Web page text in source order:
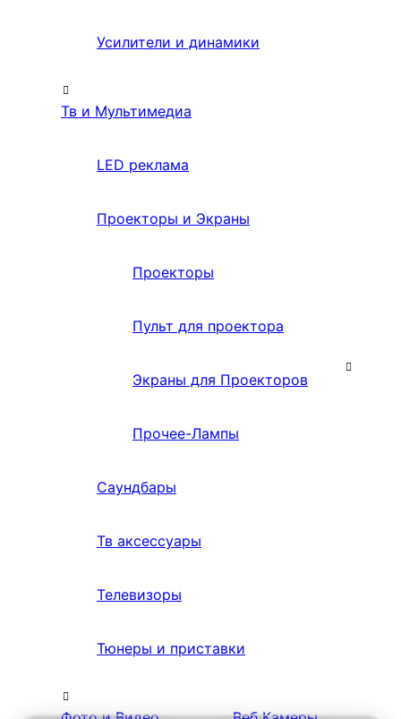
Усилители и динамики
Тв и Мультимедиа
LED реклама
Проекторы и Экраны
Проекторы
Пульт для проектора
Экраны для Проекторов
Прочее-Лампы
Саундбары
Тв аксессуары
Телевизоры
Тюнеры и приставки